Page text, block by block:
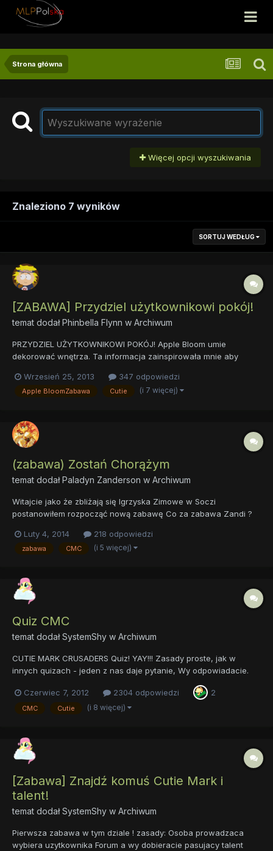
Strona główna
Więcej opcji wyszukiwania
Znaleziono 7 wyników
SORTUJ WEDŁUG
[ZABAWA] Przydziel użytkownikowi pokój!
temat dodałPhinbella Flynn w Archiwum
PRZYDZIEL UŻYTKOWNIKOWI POKÓJ! Apple Bloom umie
dekorować wnętrza. Ta informacja zainspirowała mnie aby
(prawie wszystkimi) awatarami CMC postanowiliśmy dodać tego
typu post. Przejdźmy od razu do rzeczy. Zasady: Daje wam jakiś
Wrzesień 25, 2013 347 odpowiedzi
Apple BloomZabawa Cutie (i 7 więcej)
(zabawa) Zostań Chorążym
temat dodałPaladyn Zanderson w Archiwum
Witajcie jako że zbliżają się Igrzyska Zimowe w Soczi
postanowiłem rozpocząć nową zabawę Co za zabawa Zandi ?
Spoko loko to Babs, ta zabawa się spodoba, bo każdy lubi być
chorążym Choro..czym ? Nie rozumiem ? Chorąży to osoba, lu...
Luty 4, 2014 218 odpowiedzi
zabawa CMC (i 5 więcej)
Quiz CMC
temat dodałSystemShy w Archiwum
CUTIE MARK CRUSADERS Quiz! YAY!!! Zasady proste, jak w
innych quizach - jeden z nas daje pytanie, Wy odpowiadacie.
oraz kto im go podarował? Pora na podsumowanie Waszych
starań i sprawdzenie wyników najaktywniejszych userów w
Czerwiec 7, 2012 2304 odpowiedzi 2
CMC Cutie (i 8 więcej)
[Zabawa] Znajdź komuś Cutie Mark i
talent!
temat dodałSystemShy w Archiwum
Pierwsza zabawa w tym dziale ! zasady: Osoba prowadzaca
wybiera uzytkownika Forum a wy dobieracie pasujacy talent